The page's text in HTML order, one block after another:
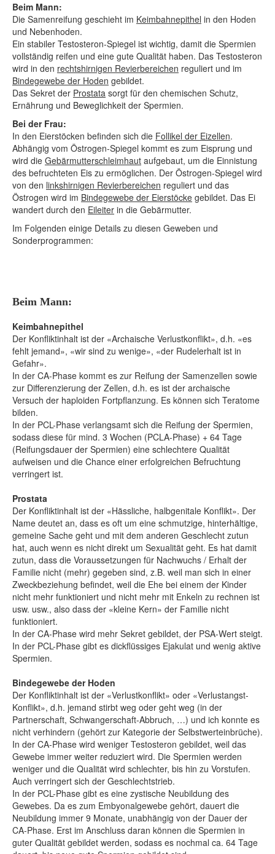
Beim Mann:
Die Samenreifung geschieht im Keimbahnepithel in den Hoden
und Nebenhoden.
Ein stabiler Testosteron-Spiegel ist wichtig, damit die Spermien
vollständig reifen und eine gute Qualität haben. Das Testosteron
wird in den rechtshirnigen Revierbereichen reguliert und im
Bindegewebe der Hoden gebildet.
Das Sekret der Prostata sorgt für den chemischen Schutz,
Ernährung und Beweglichkeit der Spermien.
Bei der Frau:
In den Eierstöcken befinden sich die Follikel der Eizellen.
Abhängig vom Östrogen-Spiegel kommt es zum Eisprung und
wird die Gebärmutterschleimhaut aufgebaut, um die Einnistung
des befruchteten Eis zu ermöglichen. Der Östrogen-Spiegel wird
von den linkshirnigen Revierbereichen reguliert und das
Östrogen wird im Bindegewebe der Eierstöcke gebildet. Das Ei
wandert durch den Eileiter in die Gebärmutter.
Im Folgenden einige Details zu diesen Geweben und
Sonderprogrammen:
Beim Mann:
Keimbahnepithel
Der Konfliktinhalt ist der «Archaische Verlustkonflikt», d.h. «es
fehlt jemand», «wir sind zu wenige», «der Rudelerhalt ist in
Gefahr».
In der CA-Phase kommt es zur Reifung der Samenzellen sowie
zur Differenzierung der Zellen, d.h. es ist der archaische
Versuch der haploiden Fortpflanzung. Es können sich Teratome
bilden.
In der PCL-Phase verlangsamt sich die Reifung der Spermien,
sodass diese für mind. 3 Wochen (PCLA-Phase) + 64 Tage
(Reifungsdauer der Spermien) eine schlechtere Qualität
aufweisen und die Chance einer erfolgreichen Befruchtung
verringert ist.
Prostata
Der Konfliktinhalt ist der «Hässliche, halbgenitale Konflikt». Der
Name deutet an, dass es oft um eine schmutzige, hinterhältige,
gemeine Sache geht und mit dem anderen Geschlecht zutun
hat, auch wenn es nicht direkt um Sexualität geht. Es hat damit
zutun, dass die Voraussetzungen für Nachwuchs / Erhalt der
Familie nicht (mehr) gegeben sind, z.B. weil man sich in einer
Zweckbeziehung befindet, weil die Ehe bei einem der Kinder
nicht mehr funktioniert und nicht mehr mit Enkeln zu rechnen ist
usw. usw., also dass der «kleine Kern» der Familie nicht
funktioniert.
In der CA-Phase wird mehr Sekret gebildet, der PSA-Wert steigt.
In der PCL-Phase gibt es dickflüssiges Ejakulat und wenig aktive
Spermien.
Bindegewebe der Hoden
Der Konfliktinhalt ist der «Verlustkonflikt» oder «Verlustangst-
Konflikt», d.h. jemand stirbt weg oder geht weg (in der
Partnerschaft, Schwangerschaft-Abbruch, …) und ich konnte es
nicht verhindern (gehört zur Kategorie der Selbstwerteinbrüche).
In der CA-Phase wird weniger Testosteron gebildet, weil das
Gewebe immer weiter reduziert wird. Die Spermien werden
weniger und die Qualität wird schlechter, bis hin zu Vorstufen.
Auch verringert sich der Geschlechtstrieb.
In der PCL-Phase gibt es eine zystische Neubildung des
Gewebes. Da es zum Embyonalgewebe gehört, dauert die
Neubildung immer 9 Monate, unabhängig von der Dauer der
CA-Phase. Erst im Anschluss daran können die Spermien in
guter Qualität gebildet werden, sodass es nochmal ca. 64 Tage